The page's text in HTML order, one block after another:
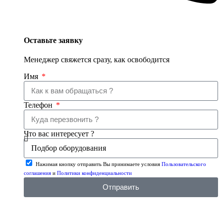
Оставьте заявку
Менеджер свяжется сразу, как освободится
Имя
Телефон
Что вас интересует ?
Нажимая кнопку отправить Вы принимаете условия Пользовательского
соглашения и Политики конфиденциальности
Отправить